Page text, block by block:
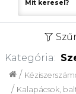
Kategória:
Kalapácsok,
/
/